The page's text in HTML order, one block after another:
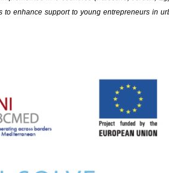
enhance support to young entrepreneurs in